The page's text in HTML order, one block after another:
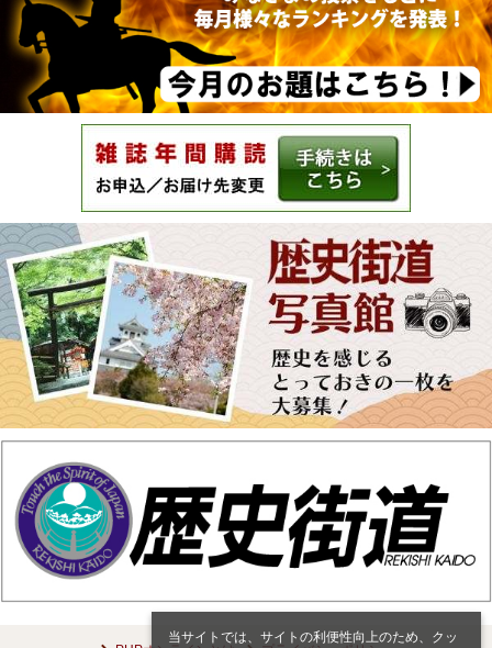
当サイトでは、サイトの利便性向上のため、クッ